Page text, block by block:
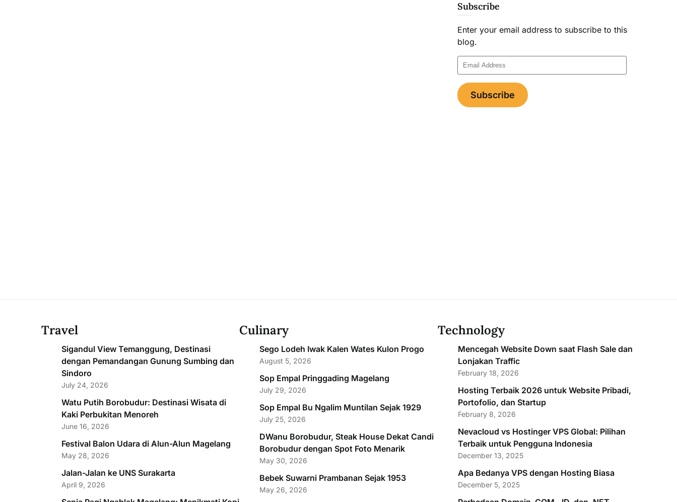
Subscribe
Enter your email address to subscribe to this
blog.
Email
Address
Subscribe
Travel
Sigandul View Temanggung, Destinasi
dengan Pemandangan Gunung Sumbing dan
Sindoro
July 24, 2026
Watu Putih Borobudur: Destinasi Wisata di
Kaki Perbukitan Menoreh
June 16, 2026
Festival Balon Udara di Alun-Alun Magelang
May 28, 2026
Jalan-Jalan ke UNS Surakarta
April 9, 2026
Culinary
Sego Lodeh Iwak Kalen Wates Kulon Progo
August 5, 2026
Sop Empal Pringgading Magelang
July 29, 2026
Sop Empal Bu Ngalim Muntilan Sejak 1929
July 25, 2026
DWanu Borobudur, Steak House Dekat Candi
Borobudur dengan Spot Foto Menarik
May 30, 2026
Bebek Suwarni Prambanan Sejak 1953
May 26, 2026
Technology
Mencegah Website Down saat Flash Sale dan
Lonjakan Traffic
February 18, 2026
Hosting Terbaik 2026 untuk Website Pribadi,
Portofolio, dan Startup
February 8, 2026
Nevacloud vs Hostinger VPS Global: Pilihan
Terbaik untuk Pengguna Indonesia
December 13, 2025
Apa Bedanya VPS dengan Hosting Biasa
December 5, 2025